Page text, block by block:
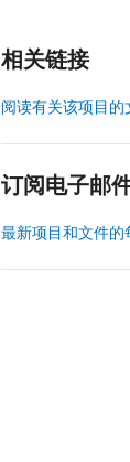
相关链接
阅读有关该项目的
订阅电子邮
最新项目和文件的